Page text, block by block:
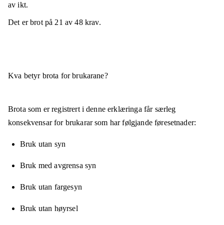
av ikt.
Det er brot på21 av48krav.
Kva betyr brota for brukarane?
Brota som er registrert i denne erklæringa får særleg
konsekvensar for brukarar som har følgjande føresetnader:
Bruk utan syn
Bruk med avgrensa syn
Bruk utan fargesyn
Bruk utan høyrsel